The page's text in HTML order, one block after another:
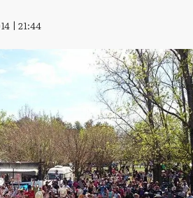
| 21:44